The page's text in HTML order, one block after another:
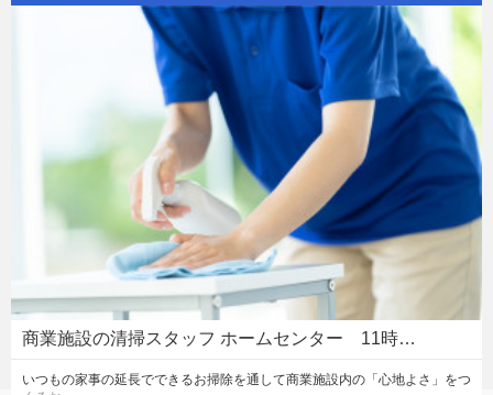
商業施設の清掃スタッフ ホームセンター 11時…
いつもの家事の延長でできるお掃除を通して商業施設内の「心地よさ」をつ